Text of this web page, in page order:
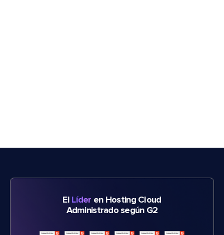
El Líder en Hosting Cloud
Administrado según G2